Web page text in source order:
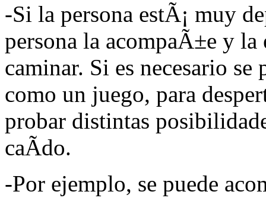
-Si la persona estÃ¡ muy
persona la acompaÃ±e y
caminar. Si es necesario
como un juego, para
probar distintas
caÃ­do.
-Por ejemplo, se puede